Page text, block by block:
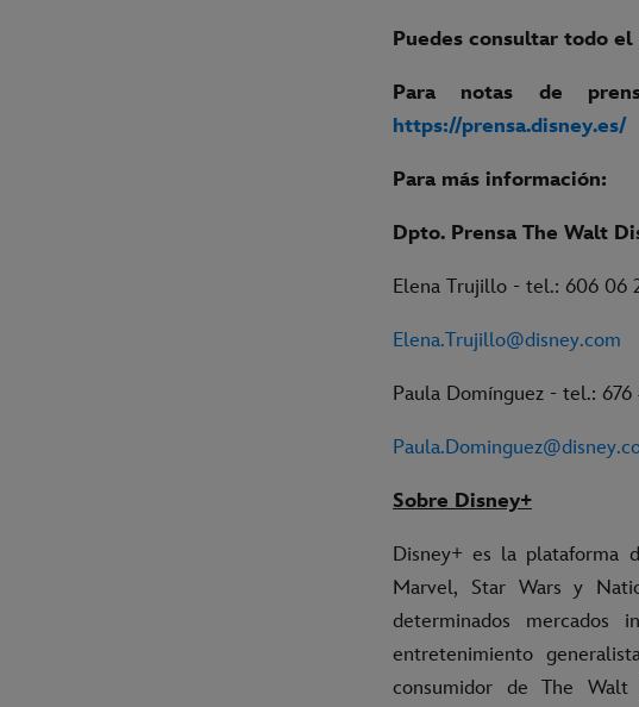
Puedes consultar todo
Para notas de
https://prensa.disney.es/
Para más información:
Dpto. Prensa The Walt
Elena Trujillo - tel.: 606 06
Elena.Trujillo@disney.com
Paula Domínguez - tel.:
Sobre Disney+
Disney+ es la plataforma
Marvel, Star Wars y
determinados mercados
entretenimiento
consumidor de The